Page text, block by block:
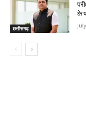
छत्तीसगढ़
के